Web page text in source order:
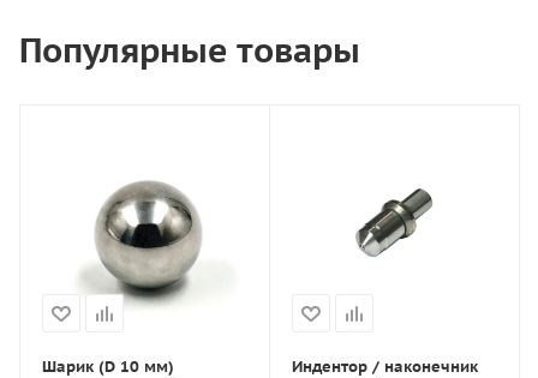
Популярные товары
Шарик (D 10 мм)
Индентор / наконечник